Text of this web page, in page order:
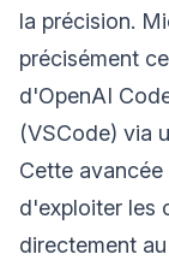
la précision.
précisément
d'OpenAI
(VSCode) via
Cette avancée
d'exploiter les
directement